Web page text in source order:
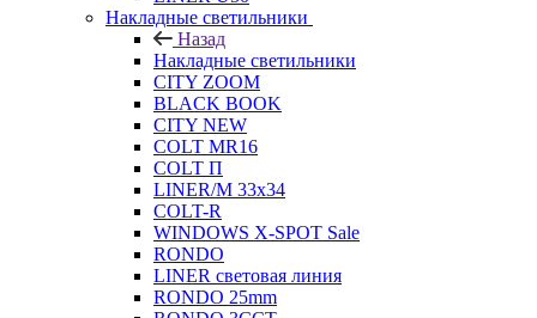
Накладные светильники
Назад
Накладные светильники
CITY ZOOM
BLACK BOOK
CITY NEW
COLT MR16
COLT П
LINER/М 33х34
COLT-R
WINDOWS X-SPOT Sale
RONDO
LINER световая линия
RONDO 25mm